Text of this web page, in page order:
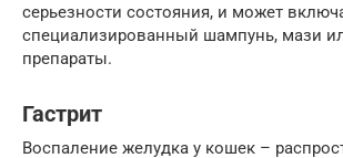
серьезности состояния, и может
специализированный шампунь, мази
препараты.
Гастрит
Воспаление желудка у кошек –